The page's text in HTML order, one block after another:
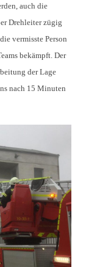
auch die
Drehleiter zügig
vermisste Person
bekämpft. Der
der Lage
nach 15 Minuten